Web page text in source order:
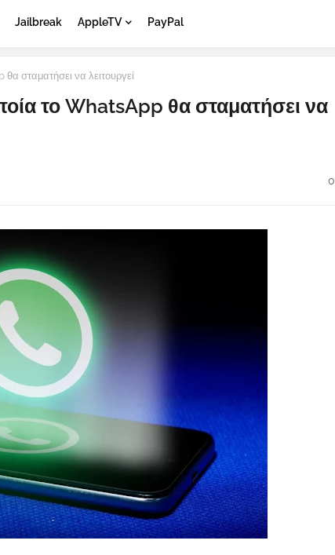
Jailbreak AppleTV PayPal
σταματήσει να λειτουργεί
το WhatsApp θα σταματήσει να
0